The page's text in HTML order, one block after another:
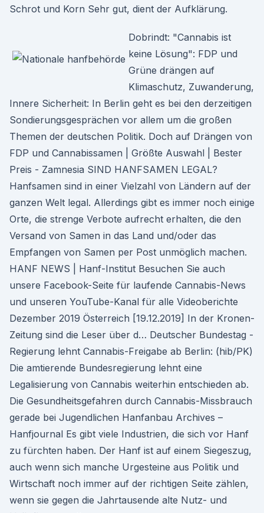
Schrot und Korn Sehr gut, dient der Aufklärung.
Dobrindt: "Cannabis ist
keine Lösung": FDP und
Grüne drängen auf
Klimaschutz, Zuwanderung,
Innere Sicherheit: In Berlin geht es bei den derzeitigen
Sondierungsgesprächen vor allem um die großen
Themen der deutschen Politik. Doch auf Drängen von
FDP und Cannabissamen | Größte Auswahl | Bester
Preis - Zamnesia SIND HANFSAMEN LEGAL?
Hanfsamen sind in einer Vielzahl von Ländern auf der
ganzen Welt legal. Allerdings gibt es immer noch einige
Orte, die strenge Verbote aufrecht erhalten, die den
Versand von Samen in das Land und/oder das
Empfangen von Samen per Post unmöglich machen.
HANF NEWS | Hanf-Institut Besuchen Sie auch
unsere Facebook-Seite für laufende Cannabis-News
und unseren YouTube-Kanal für alle Videoberichte
Dezember 2019 Österreich [19.12.2019] In der Kronen-
Zeitung sind die Leser über d… Deutscher Bundestag -
Regierung lehnt Cannabis-Freigabe ab Berlin: (hib/PK)
Die amtierende Bundesregierung lehnt eine
Legalisierung von Cannabis weiterhin entschieden ab.
Die Gesundheitsgefahren durch Cannabis-Missbrauch
gerade bei Jugendlichen Hanfanbau Archives –
Hanfjournal Es gibt viele Industrien, die sich vor Hanf
zu fürchten haben. Der Hanf ist auf einem Siegeszug,
auch wenn sich manche Urgesteine aus Politik und
Wirtschaft noch immer auf der richtigen Seite zählen,
wenn sie gegen die Jahrtausende alte Nutz- und